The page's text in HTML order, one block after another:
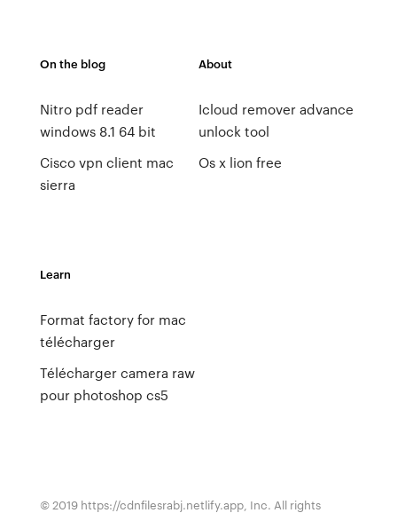
On the blog
Nitro pdf reader
windows 8.1 64 bit
Cisco vpn client mac
sierra
About
Icloud remover advance
unlock tool
Os x lion free
Learn
Format factory for mac
télécharger
Télécharger camera raw
pour photoshop cs5
© 2019 https://cdnfilesrabj.netlify.app, Inc. All rights